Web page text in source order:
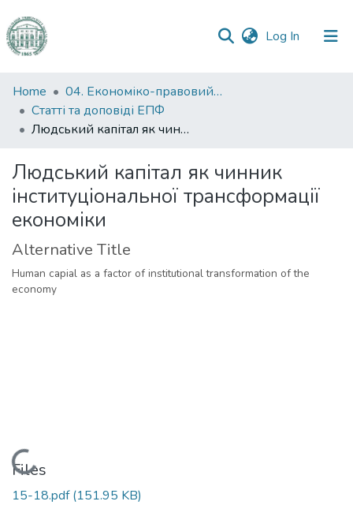
Log In (current)
Communities
&
Collections
Statistics
Home
04. Економіко-правовий факультет
Статті та доповіді ЕПФ
Людський капітал як чинник інституціональної трансформації економіки
Людський капітал як чинник
інституціональної трансформації
економіки
Alternative Title
Human capial as a factor of institutional transformation of the
economy
Loading...
Files
15-18.pdf(151.95 KB)